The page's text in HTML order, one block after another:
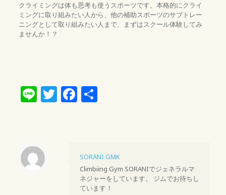
クライミングは体も思考も使うスポーツです。本格的にクライ
ミングに取り組みたい人から、他の補助スポーツのサブトレー
ニングとして取り組みたい人まで、まずはスクール体験してみ
ませんか！？
LineTwitter
Facebook
共
SORANI GMK
Climbiing Gym SORANIでジェネラルマ
ネジャーをしています。 ジムでお待ちし
ています！